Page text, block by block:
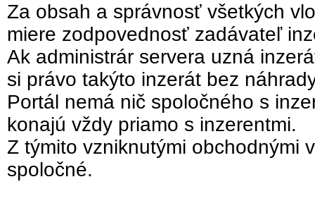
Za obsah a správnosť všetkých
miere zodpovednosť zadávateľ
Ak administrár servera uzná
si právo takýto inzerát bez
Portál nemá nič spoločného s
konajú vždy priamo s inzerentmi.
Z týmito vzniknutými obchodnými
spoločné.